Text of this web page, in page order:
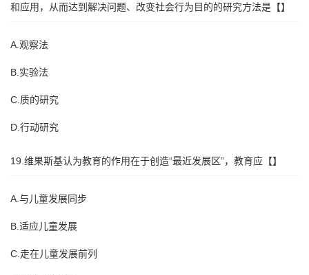
和应用，从而达到解决问题、改变社会行为目的的研究方法是【】
A.观察法
B.实验法
C.质的研究
D.行动研究
19.维果斯基认为教育的作用在于创造“最近发展区”，教育应【】
A.与儿童发展同步
B.适应儿童发展
C.走在儿童发展前列